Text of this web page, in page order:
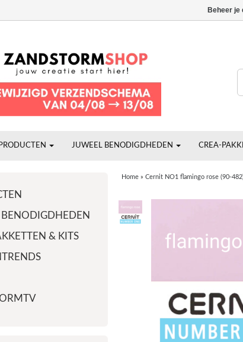
PRODUCTEN JUWEEL BENODIGDHEDEN CREA-
& KITS
Home» Cernit NO1 flamingo rose (90-
Beheer je